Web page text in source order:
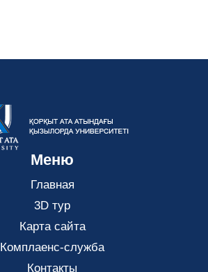
Меню
Главная
3D тур
Карта сайта
Комплаенс-служба
Контакты